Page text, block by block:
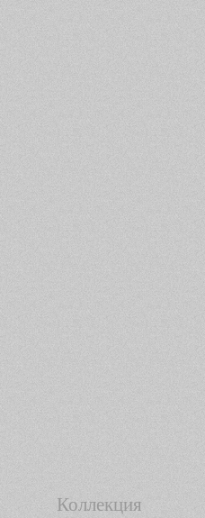
Коллекция